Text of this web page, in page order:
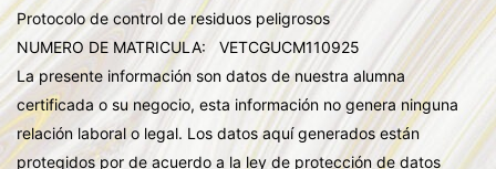
Protocolo de control de residuos peligrosos
NUMERO DE MATRICULA: VETCGUCM110925
La presente información son datos de nuestra alumna
certificada o su negocio, esta información no genera ninguna
relación laboral o legal. Los datos aquí generados están
protegidos por de acuerdo a la ley de protección de datos